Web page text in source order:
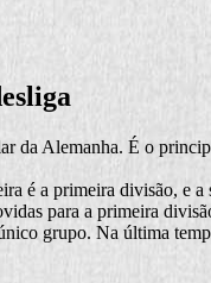
da Alemanha. É o
é a primeira divisão, e
para a primeira
grupo. Na última